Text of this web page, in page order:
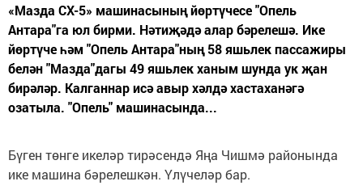
«Мазда СХ-5» машинасының йөртүчесе "Опель
Антара"га юл бирми. Нәтиҗәдә алар бәрелешә. Ике
йөртүче һәм "Опель Антара"ның 58 яшьлек пассажиры
белән "Мазда"дагы 49 яшьлек ханым шунда ук җан
бирәләр. Калганнар исә авыр хәлдә хастаханәгә
озатыла. "Опель" машинасында...
Бүген төнге икеләр тирәсендә Яңа Чишмә районында
ике машина бәрелешкән. Үлүчеләр бар.